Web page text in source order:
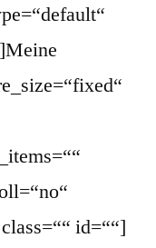
id=““]